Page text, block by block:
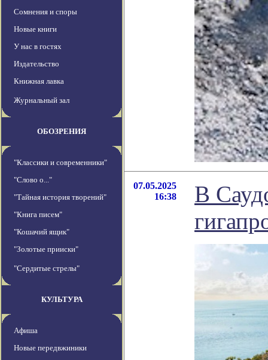
Сомнения и споры
Новые книги
У нас в гостях
Издательство
Книжная лавка
Журнальный зал
ОБОЗРЕНИЯ
"Классики и современники"
"Слово о..."
"Тайная история творений"
"Книга писем"
"Кошачий ящик"
"Золотые прииски"
"Сердитые стрелы"
КУЛЬТУРА
Афиша
Новые передвжиники
07.05.2025
16:38
В